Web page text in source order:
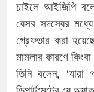
চাইলে আইজিপি
যেসব সদস্যের
গ্রেফতার করা
মামলার কারণে
তিনি বলেন,